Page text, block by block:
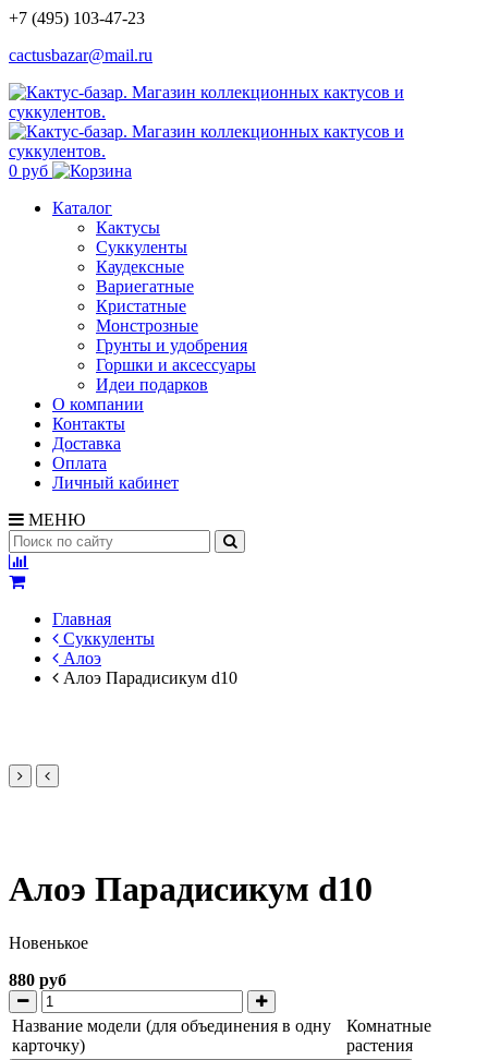
+7 (495) 103-47-23
cactusbazar@mail.ru
0 руб
Каталог
Кактусы
Суккуленты
Каудексные
Вариегатные
Кристатные
Монстрозные
Грунты и удобрения
Горшки и аксессуары
Идеи подарков
О компании
Контакты
Доставка
Оплата
Личный кабинет
МЕНЮ
Главная
Суккуленты
Алоэ
Алоэ Парадисикум d10
Алоэ Парадисикум d10
Новенькое
880 руб
Название модели (для объединения в одну
карточку)
Комнатные
растения